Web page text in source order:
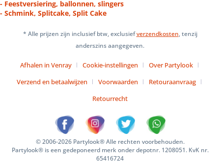
- Feestversiering, ballonnen, slingers
- Schmink, Splitcake, Split Cake
* Alle prijzen zijn inclusief btw, exclusiefverzendkosten, tenzij
anderszins aangegeven.
Afhalen in Venray Cookie-instellingen
Over Partylook
Verzend en betaalwijzen
Voorwaarden
Retouraanvraag
Retourrecht
© 2006-2026 Partylook® Alle rechten voorbehouden.
Partylook® is een gedeponeerd merk onder depotnr. 1208051. KvK nr.
65416724